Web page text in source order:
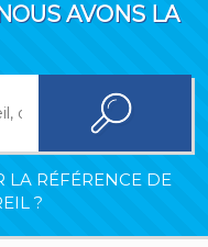
AVONS LA
LA RÉFÉRENCE DE
?